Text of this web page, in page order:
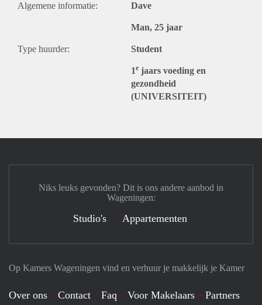
Algemene informatie: Dave
Man, 25 jaar
Type huurder: Student
1e jaars voeding en
gezondheid
(UNIVERSITEIT)
Op Kamers Wageningen vind en verhuur je makkelijk je Kamer
Over ons Contact Faq Voor Makelaars Partners
Niks leuks gevonden? Dit is ons andere aanbod in
Wageningen:
Studio's Appartementen